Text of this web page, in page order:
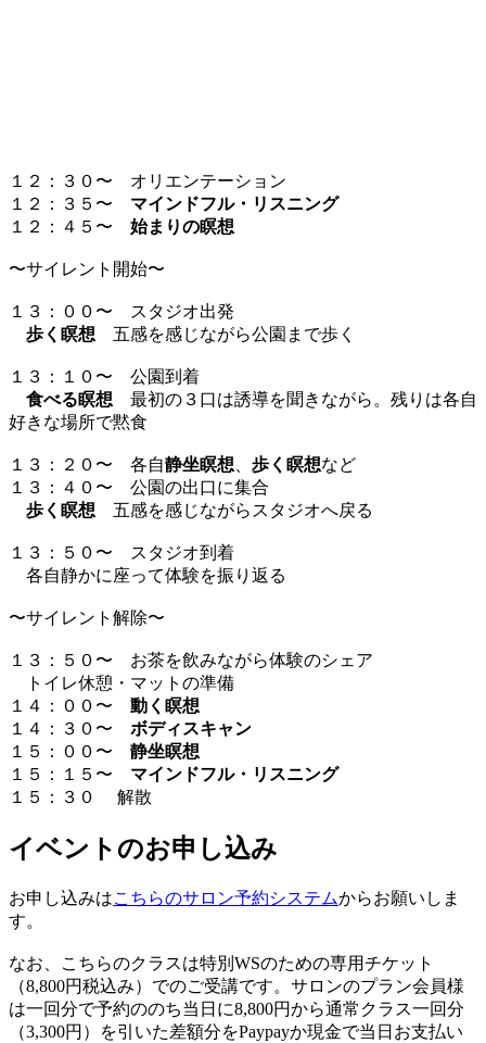
１２：３０〜 オリエンテーション
１２：３５〜 マインドフル・リスニング
１２：４５〜 始まりの瞑想
〜サイレント開始〜
１３：００〜 スタジオ出発
歩く瞑想 五感を感じながら公園まで歩く
１３：１０〜 公園到着
食べる瞑想 最初の３口は誘導を聞きながら。残りは各自
好きな場所で黙食
１３：２０〜 各自静坐瞑想 歩く瞑想など
１３：４０〜 公園の出口に集合
歩く瞑想 五感を感じながらスタジオへ戻る
１３：５０〜 スタジオ到着
各自静かに座って体験を振り返る
〜サイレント解除〜
１３：５０〜 お茶を飲みながら体験のシェア
トイレ休憩・マットの準備
１４：００〜 動く瞑想
１４：３０〜 ボディスキャン
１５：００〜 静坐瞑想
１５：１５〜 マインドフル・リスニング
１５：３０ 解散
イベントのお申し込み
お申し込みはこちらのサロン予約システムからお願いしま
す。
なお、こちらのクラスは特別WSのための専用チケット
（8,800円税込み）でのご受講です。サロンのプラン会員様
は一回分で予約ののち当日に8,800円から通常クラス一回分
（3,300円）を引いた差額分をPaypayか現金で当日お支払い